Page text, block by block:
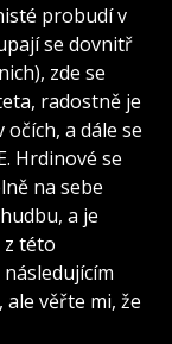
probudí v
se dovnitř
zde se
radostně je
a dále se
Hrdinové se
na sebe
a je
z této
věřte mi, že